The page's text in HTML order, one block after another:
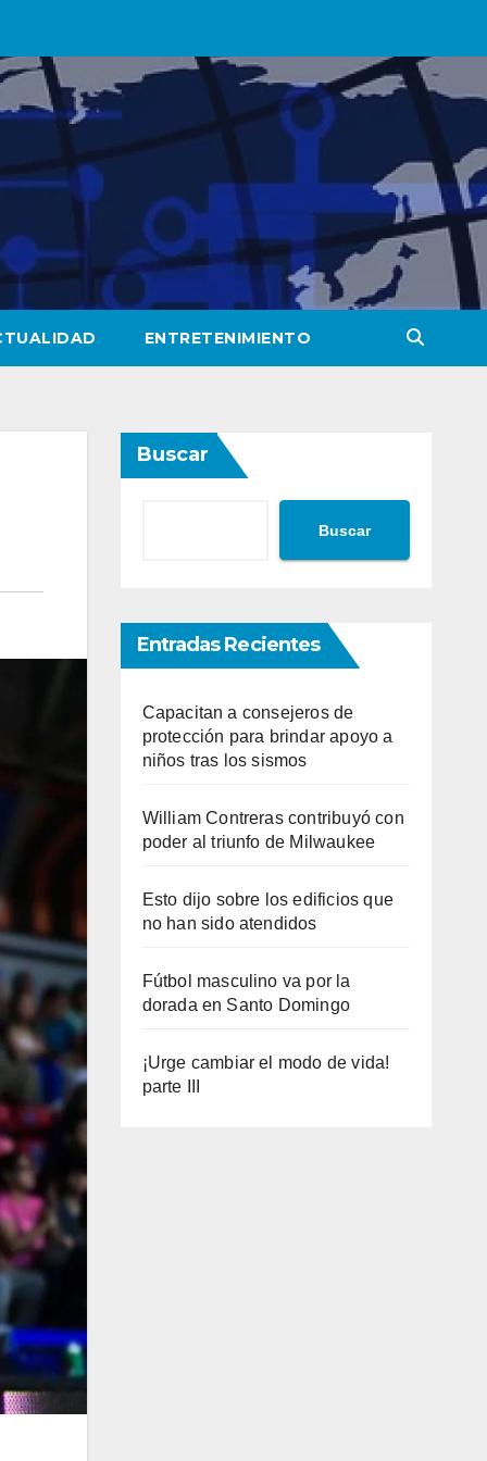
ENTRETENIMIENTO
Buscar
Buscar
Entradas Recientes
Capacitan a consejeros de
protección para brindar apoyo a
niños tras los sismos
William Contreras contribuyó con
poder al triunfo de Milwaukee
Esto dijo sobre los edificios que
no han sido atendidos
Fútbol masculino va por la
dorada en Santo Domingo
¡Urge cambiar el modo de vida!
parte III